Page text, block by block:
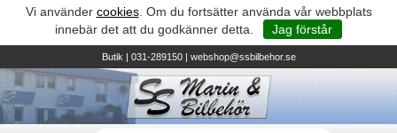
Vi använder cookies. Om du fortsätter använda vår webbplats
innebär det att du godkänner detta.
Jag förstår
Butik| 031-289150 | webshop@ssbilbehor.se